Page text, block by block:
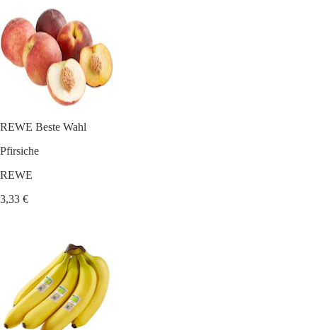
REWE Beste Wahl
Pfirsiche
REWE
3,33 €